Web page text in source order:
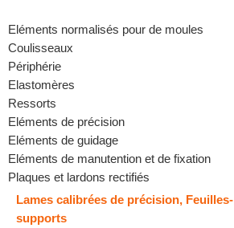
Eléments normalisés pour de moules
Coulisseaux
Périphérie
Elastomères
Ressorts
Eléments de précision
Eléments de guidage
Eléments de manutention et de fixation
Plaques et lardons rectifiés
Lames calibrées de précision, Feuilles-
supports